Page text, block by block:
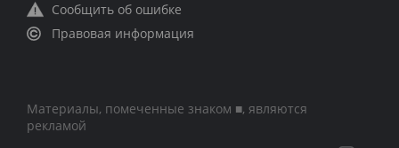
Сообщить об ошибке
Правовая информация
Материалы, помеченные знаком ■, являются
рекламой